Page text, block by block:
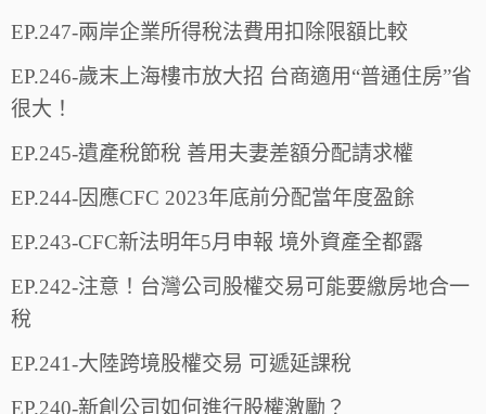
EP.247-兩岸企業所得稅法費用扣除限額比較
EP.246-歲末上海樓市放大招 台商適用“普通住房”省
很大！
EP.245-遺產稅節稅 善用夫妻差額分配請求權
EP.244-因應CFC 2023年底前分配當年度盈餘
EP.243-CFC新法明年5月申報 境外資產全都露
EP.242-注意！台灣公司股權交易可能要繳房地合一
稅
EP.241-大陸跨境股權交易 可遞延課稅
EP.240-新創公司如何進行股權激勵？